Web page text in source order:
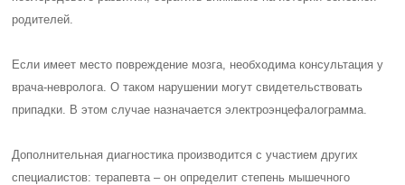
родителей.
Если имеет место повреждение мозга, необходима консультация у
врача-невролога. О таком нарушении могут свидетельствовать
припадки. В этом случае назначается электроэнцефалограмма.
Дополнительная диагностика производится с участием других
специалистов: терапевта – он определит степень мышечного